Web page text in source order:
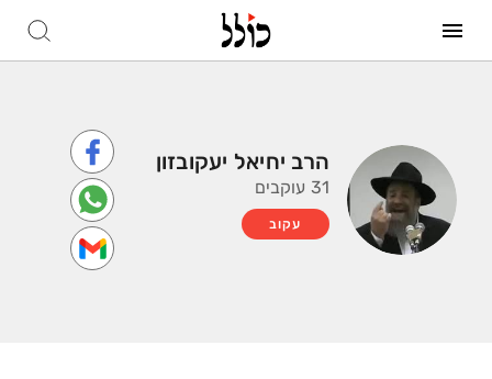
הרב יחיאל יעקובזון
31 עוקבים
עקוב